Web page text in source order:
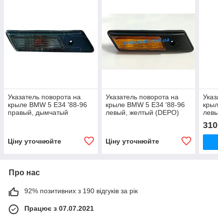
Указатель поворота на
крыле BMW 5 E34 '88-96
правый, дымчатый
Ціну уточнюйте
Указатель поворота на
крыле BMW 5 E34 '88-96
левый, желтый (DEPO)
Ціну уточнюйте
310
Про нас
92% позитивних з 190 відгуків за рік
Працює з 07.07.2021